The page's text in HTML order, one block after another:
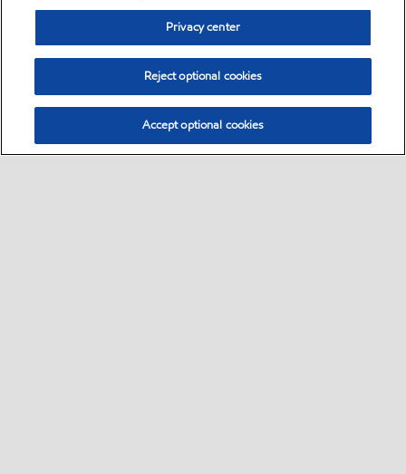
Privacy center
Reject optional cookies
Accept optional cookies